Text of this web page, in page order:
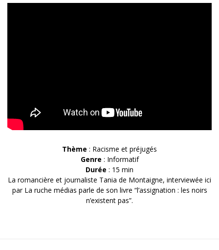
Thème : Racisme et préjugés
Genre : Informatif
Durée : 15 min
La romancière et journaliste Tania de Montaigne, interviewée ici
par La ruche médias parle de son livre “l’assignation : les noirs
n’existent pas”.